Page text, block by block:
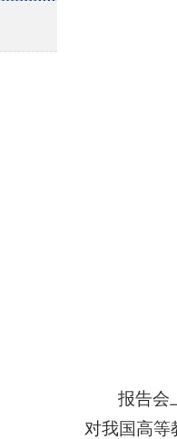
报告会
对我国高等